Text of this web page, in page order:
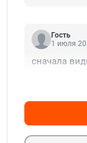
Гость
1 июля
сначала